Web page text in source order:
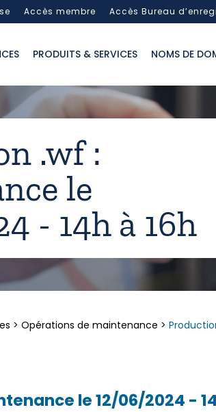
Accès membre Accès Bureau
PRODUITS & SERVICES NOMS DE
.wf :
le
- 14h à 16h
> Opérations de maintenance >
le 12/06/2024 -